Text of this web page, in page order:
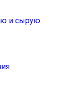
и сырую